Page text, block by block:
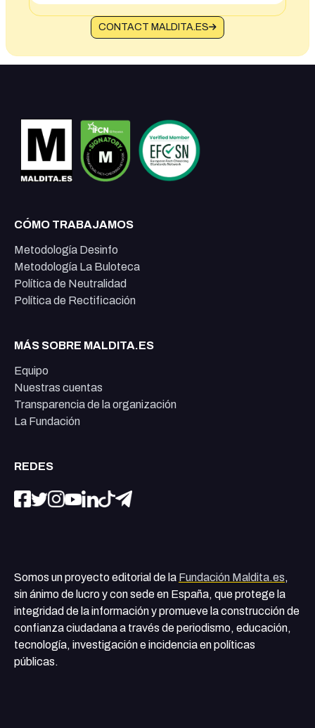
CONTACT MALDITA.ES
CÓMO TRABAJAMOS
Metodología Desinfo
Metodología La Buloteca
Política de Neutralidad
Política de Rectificación
MÁS SOBRE MALDITA.ES
Equipo
Nuestras cuentas
Transparencia de la organización
La Fundación
REDES
Somos un proyecto editorial de la Fundación Maldita.es,
sin ánimo de lucro y con sede en España, que protege la
integridad de la información y promueve la construcción de
confianza ciudadana a través de periodismo, educación,
tecnología, investigación e incidencia en políticas
públicas.